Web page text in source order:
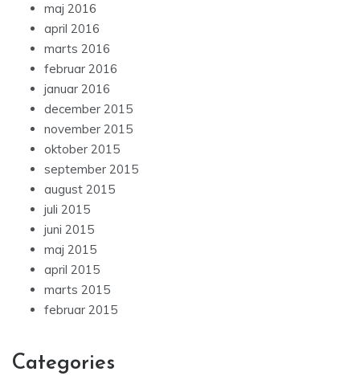
maj 2016
april 2016
marts 2016
februar 2016
januar 2016
december 2015
november 2015
oktober 2015
september 2015
august 2015
juli 2015
juni 2015
maj 2015
april 2015
marts 2015
februar 2015
Categories